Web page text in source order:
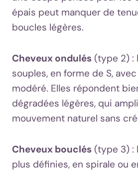
épais peut manquer de
boucles légères.
Cheveux ondulés (type 2) :
souples, en forme de S,
modéré. Elles répondent
dégradées légères, qui
mouvement naturel sans
Cheveux bouclés (type 3) :
plus définies, en spirale ou